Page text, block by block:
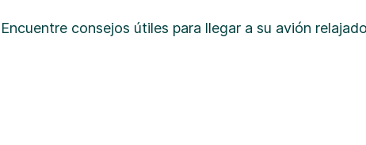
Encuentre consejos útiles para llegar a su avión